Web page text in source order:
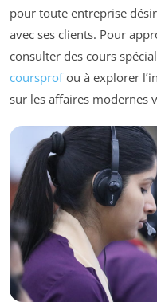
pour toute entreprise
avec ses clients. Pour
consulter des cours
coursprofou à explorer
sur les affaires modernes